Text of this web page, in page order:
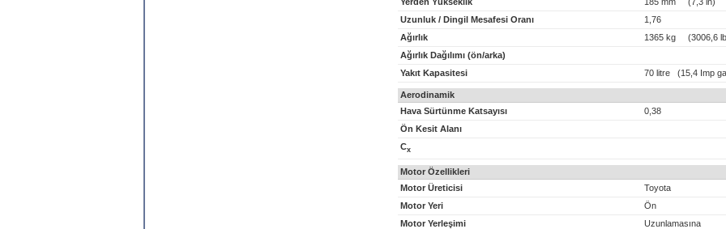
Uzunluk / Dingil Mesafesi Oranı
1,76
Ağırlık
1365 kg (3006,6
Ağırlık Dağılımı (ön/arka)
Yakıt Kapasitesi
70 litre (15,4 Imp
Aerodinamik
Hava Sürtünme Katsayısı
0,38
Ön Kesit Alanı
Cx
Motor Özellikleri
Motor Üreticisi
Toyota
Motor Yeri
Ön
Motor Yerleşimi
Uzunlamasına